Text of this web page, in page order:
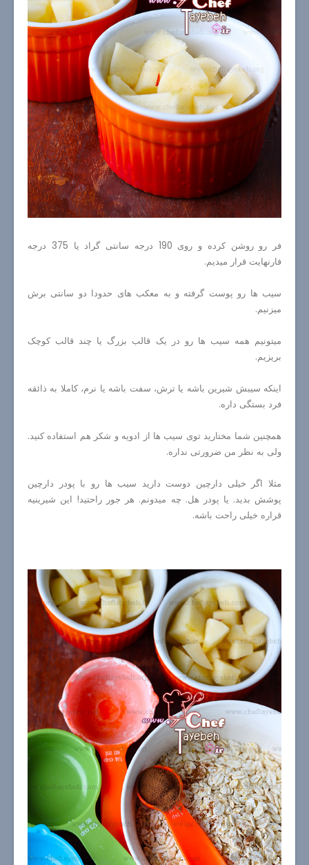
فر رو روشن کرده و روی 190 درجه سانتی گراد یا 375 درجه
فارنهایت قرار میدیم.
سیب ها رو پوست گرفته و به معکب های حدودا دو سانتی برش
میزنیم.
میتونیم همه سیب ها رو در یک قالب بزرگ یا چند قالب کوچک
بریزیم.
اینکه سیبش شیرین باشه یا ترش، سفت باشه یا نرم، کاملا به ذائقه
فرد بستگی داره.
همچنین شما مختارید توی سیب ها از ادویه و شکر هم استفاده کنید.
ولی به نظر من ضرورتی نداره.
مثلا اگر خیلی دارچین دوست دارید سیب ها رو با پودر دارچین
پوشش بدید. یا پودر هل. چه میدونم. هر جور راحتید! این شیرینیه
قراره خیلی راحت باشه.